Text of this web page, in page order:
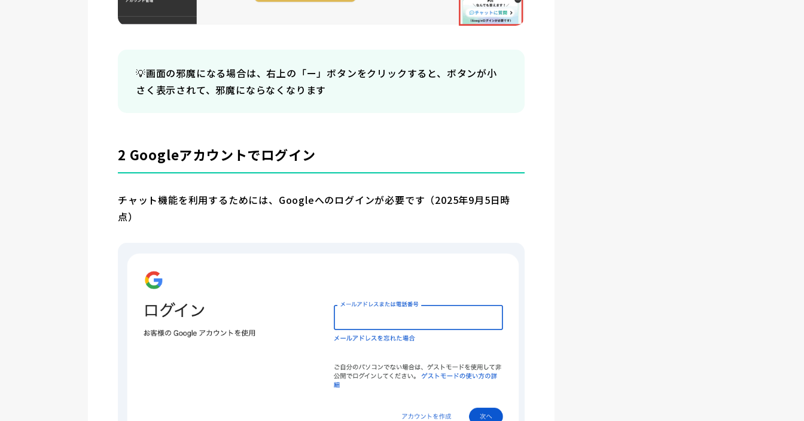
💡画面の邪魔になる場合は、右上の「ー」ボタンをクリックすると、ボタンが小
さく表示されて、邪魔にならなくなります
2 Googleアカウントでログイン
チャット機能を利用するためには、Googleへのログインが必要です（2025年9月5日時
点）